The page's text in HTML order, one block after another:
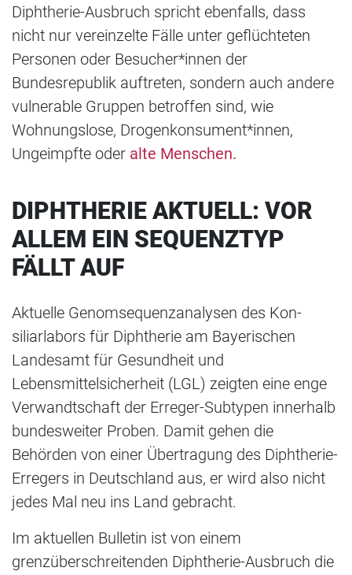
Diphtherie-Ausbruch spricht ebenfalls, dass
nicht nur vereinzelte Fälle unter geflüchteten
Personen oder Besucher*innen der
Bundesrepublik auftreten, sondern auch andere
vulnerable Gruppen betroffen sind, wie
Wohnungslose, Drogenkonsument*innen,
Ungeimpfte oder alte Menschen.
DIPHTHERIE AKTUELL: VOR
ALLEM EIN SEQUENZTYP
FÄLLT AUF
Aktuelle Genomsequenzanalysen des Kon­
siliarlabors für Diphtherie am Bayerischen
Landesamt für Gesundheit und
Lebensmittelsicherheit (LGL) zeigten eine enge
Verwandtschaft der Erreger-Subtypen innerhalb
bundesweiter Proben. Damit gehen die
Behörden von einer Übertragung des Diphtherie-
Erregers in Deutschland aus, er wird also nicht
jedes Mal neu ins Land gebracht.
Im aktuellen Bulletin ist von einem
grenzüberschreitenden Diphtherie-Ausbruch die